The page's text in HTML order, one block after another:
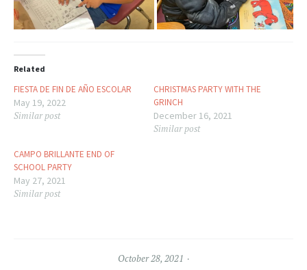
Related
FIESTA DE FIN DE AÑO ESCOLAR
May 19, 2022
Similar post
CHRISTMAS PARTY WITH THE
GRINCH
December 16, 2021
Similar post
CAMPO BRILLANTE END OF
SCHOOL PARTY
May 27, 2021
Similar post
October 28, 2021